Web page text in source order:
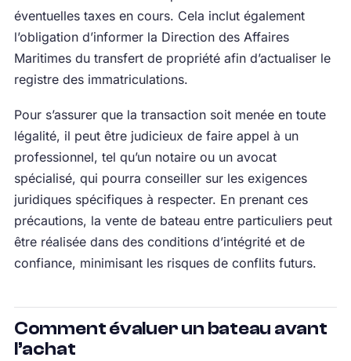
éventuelles taxes en cours. Cela inclut également
l’obligation d’informer la Direction des Affaires
Maritimes du transfert de propriété afin d’actualiser le
registre des immatriculations.
Pour s’assurer que la transaction soit menée en toute
légalité, il peut être judicieux de faire appel à un
professionnel, tel qu’un notaire ou un avocat
spécialisé, qui pourra conseiller sur les exigences
juridiques spécifiques à respecter. En prenant ces
précautions, la vente de bateau entre particuliers peut
être réalisée dans des conditions d’intégrité et de
confiance, minimisant les risques de conflits futurs.
Comment évaluer un bateau avant
l’achat